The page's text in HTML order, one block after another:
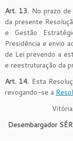
Art. 13. No prazo
da presente
e Gestão
Presidência e envio
de Lei prevendo a
e reestruturação da
Art. 14. Esta
revogando-se a
Desembargador